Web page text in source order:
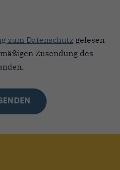
zum Datenschutz gelesen
Zusendung des